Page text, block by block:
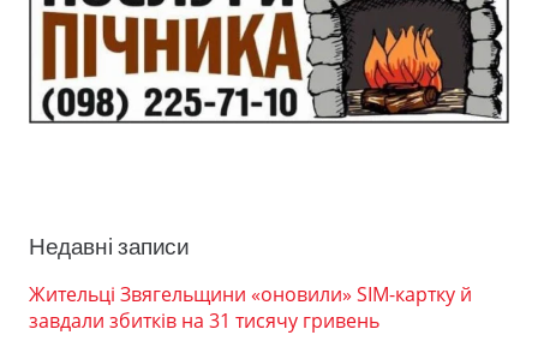
Недавні записи
Жительці Звягельщини «оновили» SIM-картку й
завдали збитків на 31 тисячу гривень